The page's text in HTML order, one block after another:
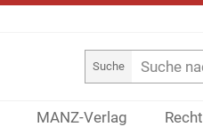
Suche
MANZ-Verlag Recht